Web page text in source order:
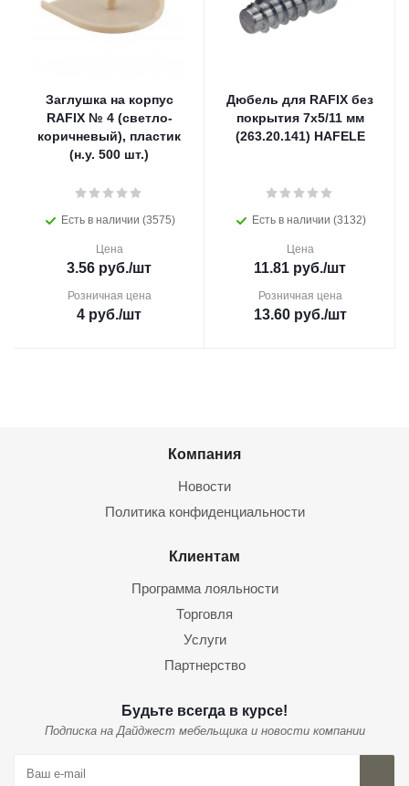
Заглушка на корпус
RAFIX № 4 (светло-
коричневый), пластик
(н.у. 500 шт.)
Есть в наличии (3575)
Цена
3.56 руб./шт
Розничная цена
4 руб./шт
Дюбель для RAFIX без
покрытия 7х5/11 мм
(263.20.141) HAFELE
Есть в наличии (3132)
Цена
11.81 руб./шт
Розничная цена
13.60руб./шт
Компания
Новости
Политика конфиденциальности
Клиентам
Программа лояльности
Торговля
Услуги
Партнерство
Будьте всегда в курсе!
Подписка на Дайджест мебельщика и новости компании